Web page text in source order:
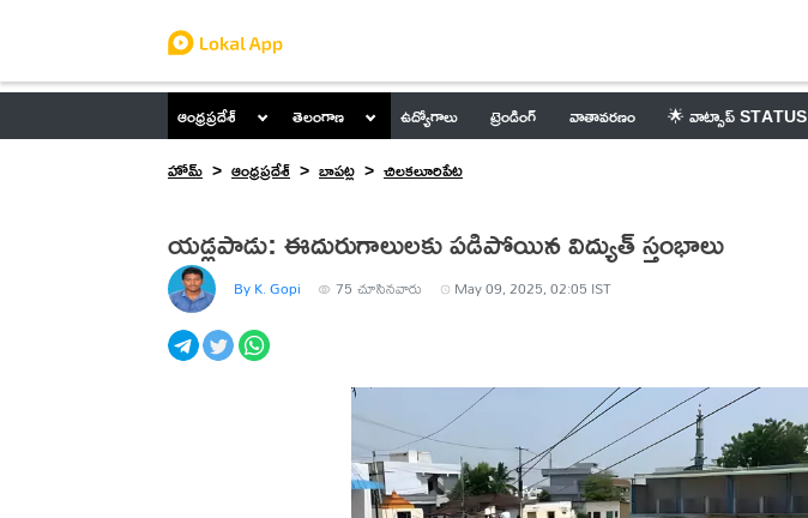
ఆంధ్రప్రదేశ్ తెలంగాణ ఉద్యోగాలు ట్రెండింగ్ వాతావరణం 🌟 వాట్సాప్ STATUS
హోమ్
ఆంధ్రప్రదేశ్ బాపట్ల చిలకలూరిపేట
యడ్లపాడు: ఈదురుగాలులకు పడిపోయిన విద్యుత్ స్తంభాలు
By K. Gopi 75 చూసినవారు May 09, 2025, 02:05 IST